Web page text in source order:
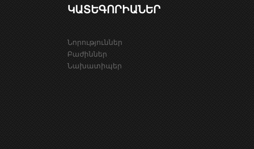
ԿԱՏԵԳՈՐԻԱՆԵՐ
Նորություններ
Բաժիններ
Նախատիպեր